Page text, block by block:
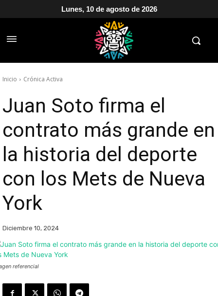
Lunes, 10 de agosto de 2026
Inicio Crónica Activa
Juan Soto firma el
contrato más grande en
la historia del deporte
con los Mets de Nueva
York
Diciembre 10, 2024
referencial